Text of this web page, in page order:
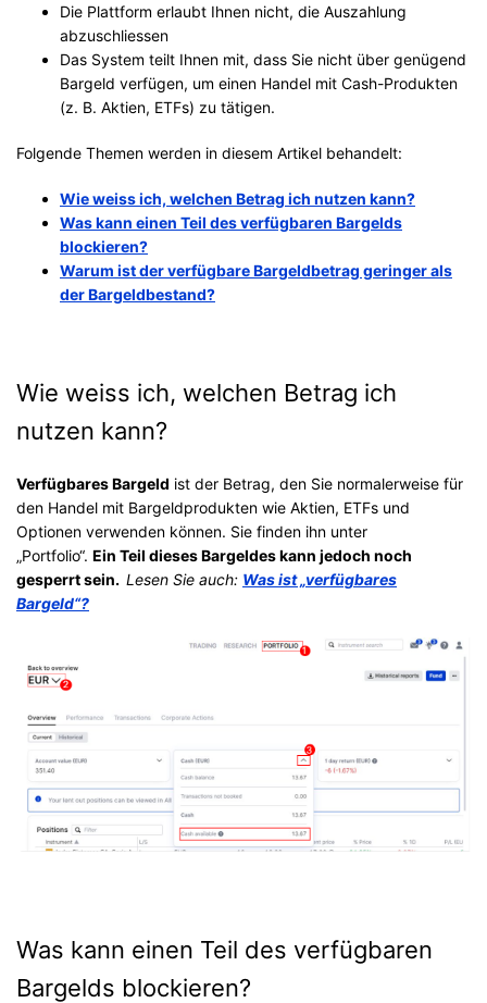
Die Plattform erlaubt Ihnen nicht, die Auszahlung
abzuschliessen
Das System teilt Ihnen mit, dass Sie nicht über genügend
Bargeld verfügen, um einen Handel mit Cash-Produkten
(z. B. Aktien, ETFs) zu tätigen.
Folgende Themen werden in diesem Artikel behandelt:
Wie weiss ich, welchen Betrag ich nutzen kann?
Was kann einen Teil des verfügbaren Bargelds
blockieren?
Warum ist der verfügbare Bargeldbetrag geringer als
der Bargeldbestand?
Wie weiss ich, welchen Betrag ich
nutzen kann?
Verfügbares Bargeld ist der Betrag, den Sie normalerweise für
den Handel mit Bargeldprodukten wie Aktien, ETFs und
Optionen verwenden können. Sie finden ihn unter
„Portfolio“. Ein Teil dieses Bargeldes kann jedoch noch
gesperrt sein. Lesen Sie auch: Was ist „verfügbares
Bargeld“?
Was kann einen Teil des verfügbaren
Bargelds blockieren?